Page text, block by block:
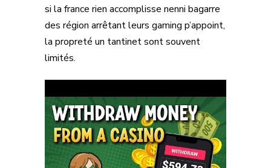
si la france rien accomplisse nenni bagarre
des région arrêtant leurs gaming p’appoint,
la propreté un tantinet sont souvent
limités.